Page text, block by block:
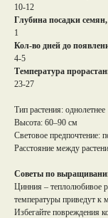
10-12
Глубина посадки
1
Кол-во дней до
4-5
Температура
23-27
Тип растения: однолетнее
Высота: 60–90 см
Световое предпочтение:
Расстояние между
Советы по
Цинния – теплолюбивое
температуры приведут к
Избегайте повреждения